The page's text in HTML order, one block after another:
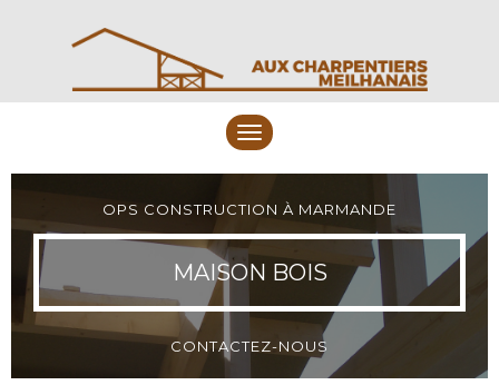
Toggle
navigation
OPS CONSTRUCTION À MARMANDE
MAISON BOIS
CONTACTEZ-NOUS